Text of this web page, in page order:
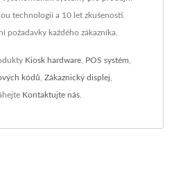
technologii a 10 let zkušeností.
požadavky každého zákazníka.
Kiosk hardware POS systém
kódů Zákaznický displej
Kontaktujte nás